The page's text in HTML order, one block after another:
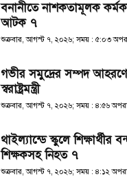
বনানীতে নাশকতামূলক
আটক ৭
শুক্রবার, আগস্ট ৭, ২০২৬; সময় : ৫:০৩
গভীর সমুদ্রের সম্পদ
স্বরাষ্ট্রমন্ত্রী
শুক্রবার, আগস্ট ৭, ২০২৬; সময় : ৪:৫৬
থাইল্যান্ডে স্কুলে শিক্ষার্থীর
শিক্ষকসহ নিহত ৭
শুক্রবার, আগস্ট ৭, ২০২৬; সময় : ৪:১২